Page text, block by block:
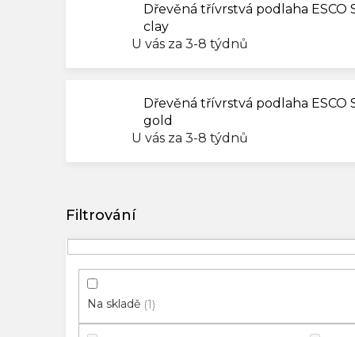
Dřevěná třívrstvá podlaha ESCO
clay
U vás za 3-8 týdnů
Dřevěná třívrstvá podlaha ESCO
gold
U vás za 3-8 týdnů
Na skladě 1
ý
p
i